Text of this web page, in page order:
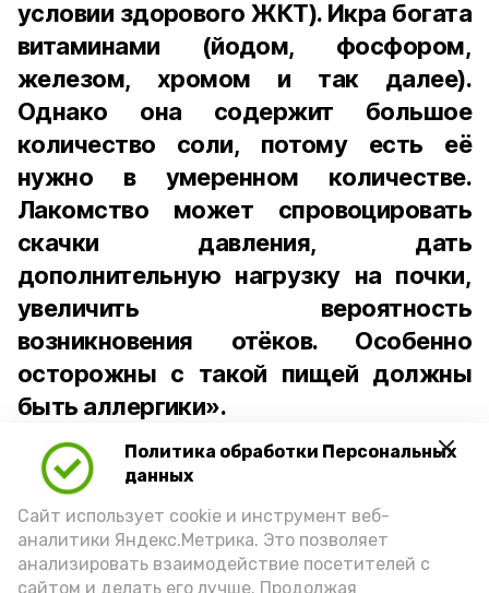
Политика обработки Персональных
данных
Сайт использует cookie и инструмент веб-
аналитики Яндекс.Метрика. Это позволяет
анализировать взаимодействие посетителей с
сайтом и делать его лучше. Продолжая
условии здорового ЖКТ). Икра богата
витаминами (йодом, фосфором,
железом, хромом и так далее).
Однако она содержит большое
количество соли, потому есть её
нужно в умеренном количестве.
Лакомство может спровоцировать
скачки давления, дать
дополнительную нагрузку на почки,
увеличить вероятность
возникновения отёков. Особенно
осторожны с такой пищей должны
быть аллергики».
Для взрослого человека безопасной
порцией икры считается 30-50 граммов
(2-3 ложки). При этом следует обратить
внимание на хлеб, с которым она
подаётся: лучше выбирать